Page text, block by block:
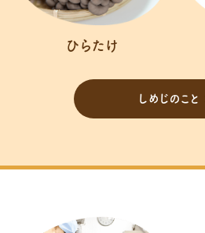
ひらたけ
しめじのこと